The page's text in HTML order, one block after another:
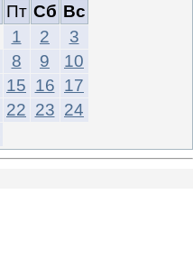
Пт Сб Вс
1
2
3
8 9
10
15 16 17
22 23 24